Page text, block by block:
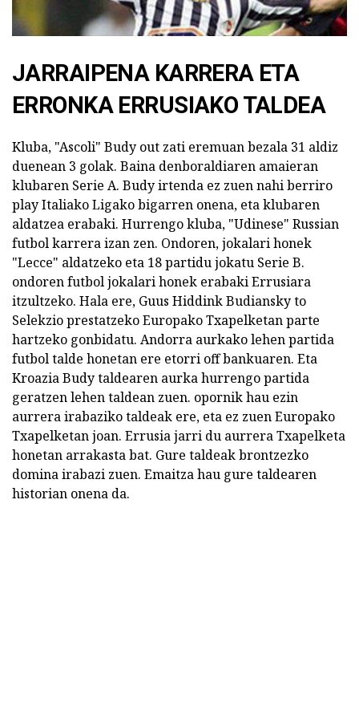
JARRAIPENA KARRERA ETA
ERRONKA ERRUSIAKO TALDEA
Kluba, "Ascoli" Budy out zati eremuan bezala 31 aldiz
duenean 3 golak. Baina denboraldiaren amaieran
klubaren Serie A. Budy irtenda ez zuen nahi berriro
play Italiako Ligako bigarren onena, eta klubaren
aldatzea erabaki. Hurrengo kluba, "Udinese" Russian
futbol karrera izan zen. Ondoren, jokalari honek
"Lecce" aldatzeko eta 18 partidu jokatu Serie B.
ondoren futbol jokalari honek erabaki Errusiara
itzultzeko. Hala ere, Guus Hiddink Budiansky to
Selekzio prestatzeko Europako Txapelketan parte
hartzeko gonbidatu. Andorra aurkako lehen partida
futbol talde honetan ere etorri off bankuaren. Eta
Kroazia Budy taldearen aurka hurrengo partida
geratzen lehen taldean zuen. opornik hau ezin
aurrera irabaziko taldeak ere, eta ez zuen Europako
Txapelketan joan. Errusia jarri du aurrera Txapelketa
honetan arrakasta bat. Gure taldeak brontzezko
domina irabazi zuen. Emaitza hau gure taldearen
historian onena da.